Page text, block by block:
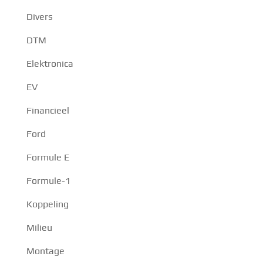
Divers
DTM
Elektronica
EV
Financieel
Ford
Formule E
Formule-1
Koppeling
Milieu
Montage